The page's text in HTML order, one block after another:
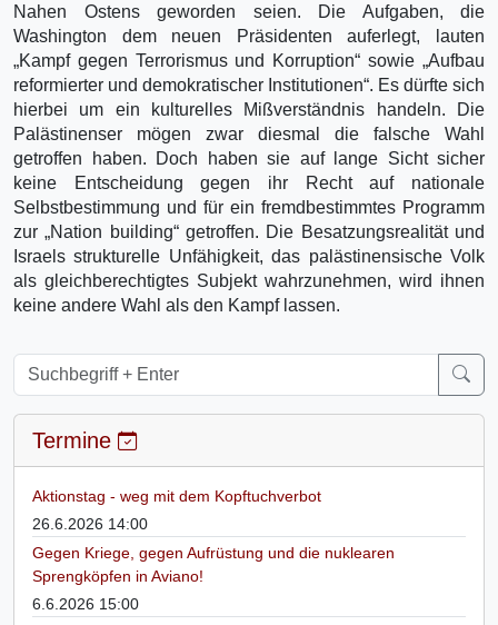
Nahen Ostens geworden seien. Die Aufgaben, die
Washington dem neuen Präsidenten auferlegt, lauten
„Kampf gegen Terrorismus und Korruption“ sowie „Aufbau
reformierter und demokratischer Institutionen“. Es dürfte sich
hierbei um ein kulturelles Mißverständnis handeln. Die
Palästinenser mögen zwar diesmal die falsche Wahl
getroffen haben. Doch haben sie auf lange Sicht sicher
keine Entscheidung gegen ihr Recht auf nationale
Selbstbestimmung und für ein fremdbestimmtes Programm
zur „Nation building“ getroffen. Die Besatzungsrealität und
Israels strukturelle Unfähigkeit, das palästinensische Volk
als gleichberechtigtes Subjekt wahrzunehmen, wird ihnen
keine andere Wahl als den Kampf lassen.
Termine
Aktionstag - weg mit dem Kopftuchverbot
26.6.2026 14:00
Gegen Kriege, gegen Aufrüstung und die nuklearen
Sprengköpfen in Aviano!
6.6.2026 15:00